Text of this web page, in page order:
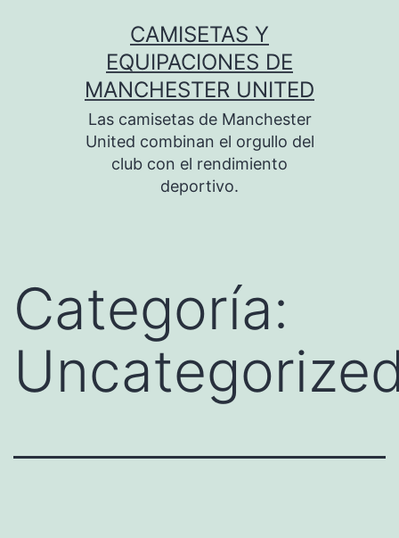
CAMISETAS Y
EQUIPACIONES DE
MANCHESTER UNITED
Las camisetas de Manchester
United combinan el orgullo del
club con el rendimiento
deportivo.
Categoría: